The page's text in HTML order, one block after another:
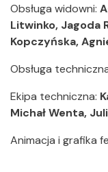
Obsługa widowni:
Litwinko, Jagoda
Kopczyńska,
Obsługa
Ekipa techniczna:
Michał Wenta,
Animacja i grafika